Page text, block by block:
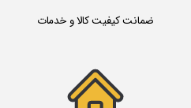
ضمانت کیفیت کالا و خدمات